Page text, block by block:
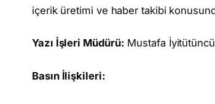
içerik üretimi ve haber takibi
Yazı İşleri Müdürü: Mustafa İyitütüncü
Basın İlişkileri: